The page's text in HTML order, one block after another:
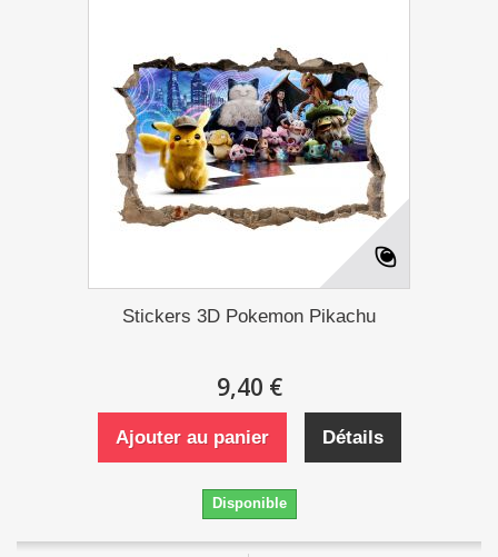
Stickers 3D Pokemon Pikachu
9,40 €
Ajouter au panier Détails
Disponible